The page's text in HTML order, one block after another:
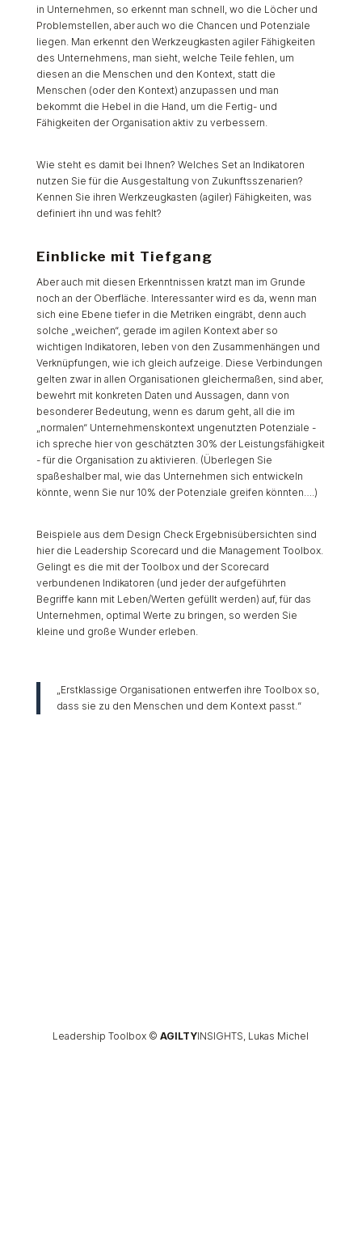
in Unternehmen, so erkennt man schnell, wo die Löcher und
Problemstellen, aber auch wo die Chancen und Potenziale
liegen. Man erkennt den Werkzeugkasten agiler Fähigkeiten
des Unternehmens, man sieht, welche Teile fehlen, um
diesen an die Menschen und den Kontext, statt die
Menschen (oder den Kontext) anzupassen und man
bekommt die Hebel in die Hand, um die Fertig- und
Fähigkeiten der Organisation aktiv zu verbessern.
Wie steht es damit bei Ihnen? Welches Set an Indikatoren
nutzen Sie für die Ausgestaltung von Zukunftsszenarien?
Kennen Sie ihren Werkzeugkasten (agiler) Fähigkeiten, was
definiert ihn und was fehlt?
Einblicke mit Tiefgang
Aber auch mit diesen Erkenntnissen kratzt man im Grunde
noch an der Oberfläche. Interessanter wird es da, wenn man
sich eine Ebene tiefer in die Metriken eingräbt, denn auch
solche „weichen“, gerade im agilen Kontext aber so
wichtigen Indikatoren, leben von den Zusammenhängen und
Verknüpfungen, wie ich gleich aufzeige. Diese Verbindungen
gelten zwar in allen Organisationen gleichermaßen, sind aber,
bewehrt mit konkreten Daten und Aussagen, dann von
besonderer Bedeutung, wenn es darum geht, all die im
„normalen“ Unternehmenskontext ungenutzten Potenziale -
ich spreche hier von geschätzten 30% der Leistungsfähigkeit
- für die Organisation zu aktivieren. (Überlegen Sie
spaßeshalber mal, wie das Unternehmen sich entwickeln
könnte, wenn Sie nur 10% der Potenziale greifen könnten….)
Beispiele aus dem Design Check Ergebnisübersichten sind
hier die Leadership Scorecard und die Management Toolbox.
Gelingt es die mit der Toolbox und der Scorecard
verbundenen Indikatoren (und jeder der aufgeführten
Begriffe kann mit Leben/Werten gefüllt werden) auf, für das
Unternehmen, optimal Werte zu bringen, so werden Sie
kleine und große Wunder erleben.
„Erstklassige Organisationen entwerfen ihre Toolbox so,
dass sie zu den Menschen und dem Kontext passt.“
Leadership Toolbox ©AGILTYINSIGHTS, Lukas Michel